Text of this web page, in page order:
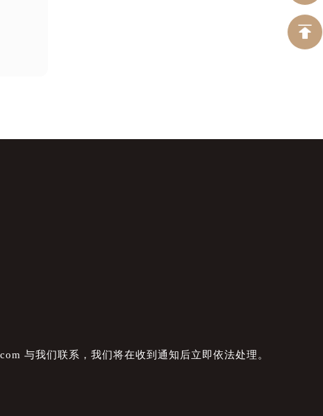
与我们联系，我们将在收到通知后立即依法处理。